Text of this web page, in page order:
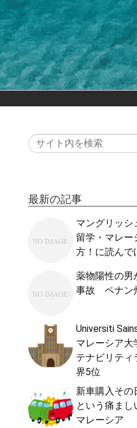
最新の記事
マングリッ
留学・マレー
方！に読んで
薬物陽性の
事故 ペナン
Universiti
マレーシア
テナビリティ
界5位
新車購入その
という痛ま
マレーシア